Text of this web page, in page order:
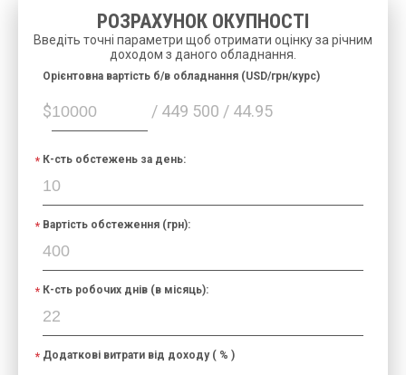
РОЗРАХУНОК ОКУПНОСТІ
Введіть точні параметри щоб отримати оцінку за річним
доходом з даного обладнання.
$ / 449 500 / 44.95
Орієнтовна вартість б/в обладнання (USD/грн/курс)
К-сть обстежень за день:
Вартість обстеження (грн):
К-сть робочих днів (в місяць):
Додаткові витрати від доходу ( % )